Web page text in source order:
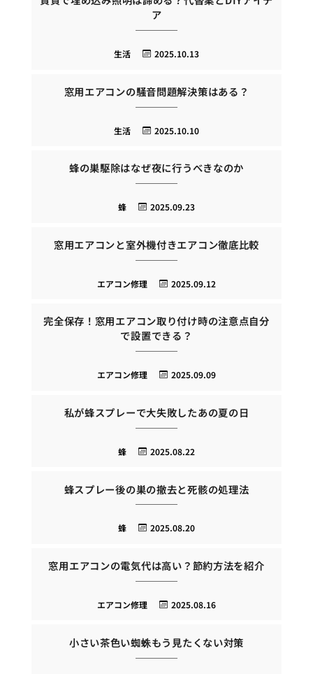
ア
2025.10.13
生活
窓用エアコンの騒音問題解決策はある？
2025.10.10
生活
蜂の巣駆除はなぜ夜に行うべきなのか
2025.09.23
蜂
窓用エアコンと室外機付きエアコン徹底比較
2025.09.12
エアコン修理
完全保存！窓用エアコン取り付け時の注意点自分
で設置できる？
2025.09.09
エアコン修理
私が蜂スプレーで大失敗したあの夏の日
2025.08.22
蜂
蜂スプレー後の巣の撤去と死骸の処理法
2025.08.20
蜂
窓用エアコンの電気代は高い？節約方法を紹介
2025.08.16
エアコン修理
小さい茶色い蜘蛛もう見たくない対策